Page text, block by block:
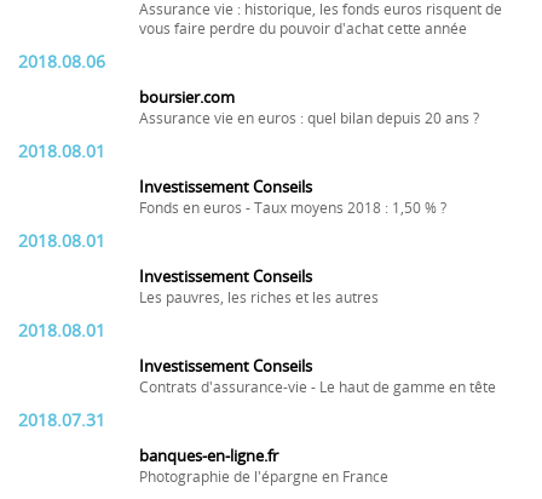
Assurance vie : historique, les fonds euros risquent de
vous faire perdre du pouvoir d'achat cette année
2018.08.06
boursier.com
Assurance vie en euros : quel bilan depuis 20 ans ?
2018.08.01
Investissement Conseils
Fonds en euros - Taux moyens 2018 : 1,50 % ?
2018.08.01
Investissement Conseils
Les pauvres, les riches et les autres
2018.08.01
Investissement Conseils
Contrats d'assurance-vie - Le haut de gamme en tête
2018.07.31
banques-en-ligne.fr
Photographie de l'épargne en France